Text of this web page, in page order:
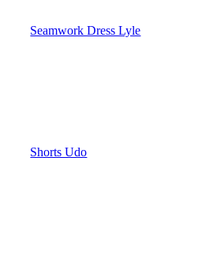
Seamwork Dress Lyle
Shorts Udo